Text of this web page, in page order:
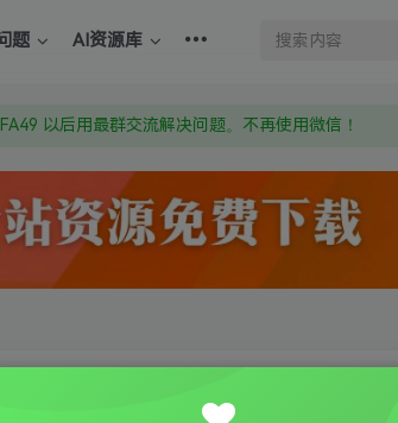
题 AI资源库
书和内容链接
码也是解压密码